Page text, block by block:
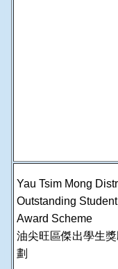
Yau Tsim Mong
Outstanding Student
Award Scheme
油尖旺區傑出學生
劃